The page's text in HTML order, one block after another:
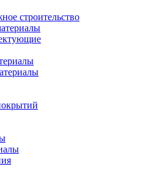
строительство